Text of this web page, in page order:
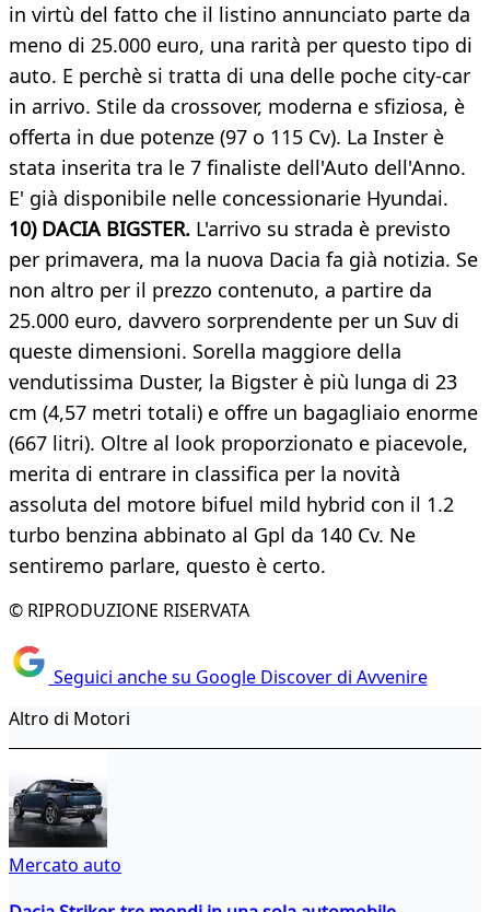
in virtù del fatto che il listino annunciato parte da
meno di 25.000 euro, una rarità per questo tipo di
auto. E perchè si tratta di una delle poche city-car
in arrivo. Stile da crossover, moderna e sfiziosa, è
offerta in due potenze (97 o 115 Cv). La Inster è
stata inserita tra le 7 finaliste dell'Auto dell'Anno.
E' già disponibile nelle concessionarie Hyundai.
10) DACIA BIGSTER. L'arrivo su strada è previsto
per primavera, ma la nuova Dacia fa già notizia. Se
non altro per il prezzo contenuto, a partire da
25.000 euro, davvero sorprendente per un Suv di
queste dimensioni. Sorella maggiore della
vendutissima Duster, la Bigster è più lunga di 23
cm (4,57 metri totali) e offre un bagagliaio enorme
(667 litri). Oltre al look proporzionato e piacevole,
merita di entrare in classifica per la novità
assoluta del motore bifuel mild hybrid con il 1.2
turbo benzina abbinato al Gpl da 140 Cv. Ne
sentiremo parlare, questo è certo.
© RIPRODUZIONE RISERVATA
Seguici anche su Google Discover di Avvenire
Altro di Motori
Mercato auto